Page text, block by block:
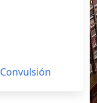
Convulsión